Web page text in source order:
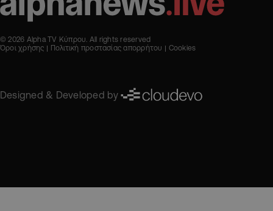
© 2026 Alpha TV Κύπρου. All rights reserved
Όροι χρήσης
Πολιτική προστασίας απορρήτου Cookies
Designed & Developed by